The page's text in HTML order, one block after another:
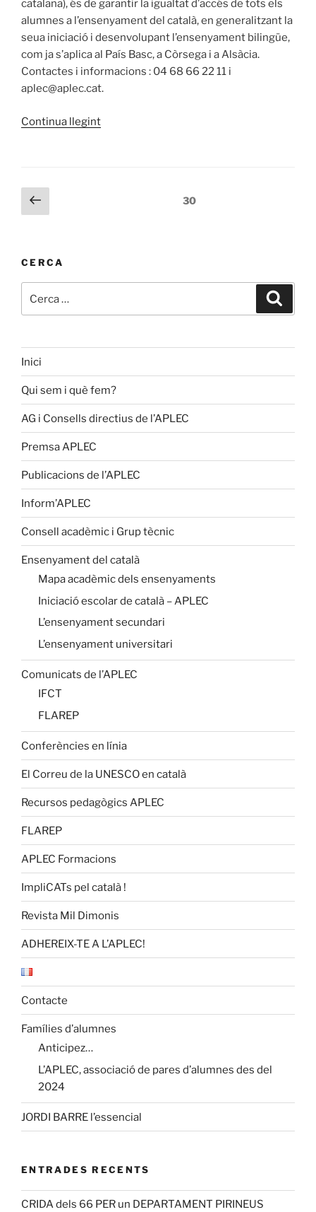
catalana), és de garantir la igualtat d’accés de tots els
alumnes a l’ensenyament del català, en generalitzant la
seua iniciació i desenvolupant l’ensenyament bilingüe,
com ja s’aplica al País Basc, a Còrsega i a Alsàcia.
Contactes i informacions : 04 68 66 22 11 i
aplec@aplec.cat.
Continua llegint«BON
Paginació
de
entrades
Pàgina
anterior
Pàgina30
CERCA
Inici
Qui sem i què fem?
AG i Consells directius de l’APLEC
Premsa APLEC
Publicacions de l’APLEC
Inform’APLEC
Consell acadèmic i Grup tècnic
Ensenyament del català
Mapa acadèmic dels ensenyaments
Iniciació escolar de català – APLEC
L’ensenyament secundari
L’ensenyament universitari
Comunicats de l’APLEC
IFCT
FLAREP
Conferències en línia
El Correu de la UNESCO en català
Recursos pedagògics APLEC
FLAREP
APLEC Formacions
ImpliCATs pel català !
Revista Mil Dimonis
ADHEREIX-TE A L’APLEC!
Contacte
Famílies d’alumnes
Anticipez…
L’APLEC, associació de pares d’alumnes des del
2024
JORDI BARRE l’essencial
ENTRADES RECENTS
CRIDA dels 66 PER un DEPARTAMENT PIRINEUS